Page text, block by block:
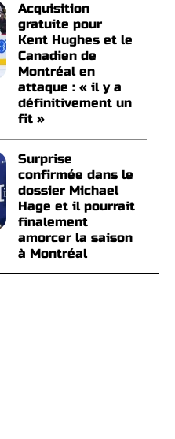
Acquisition
gratuite pour
Kent Hughes et le
Canadien de
Montréal en
attaque : « il y a
définitivement un
fit »
Surprise
confirmée dans le
dossier Michael
Hage et il pourrait
finalement
amorcer la saison
à Montréal